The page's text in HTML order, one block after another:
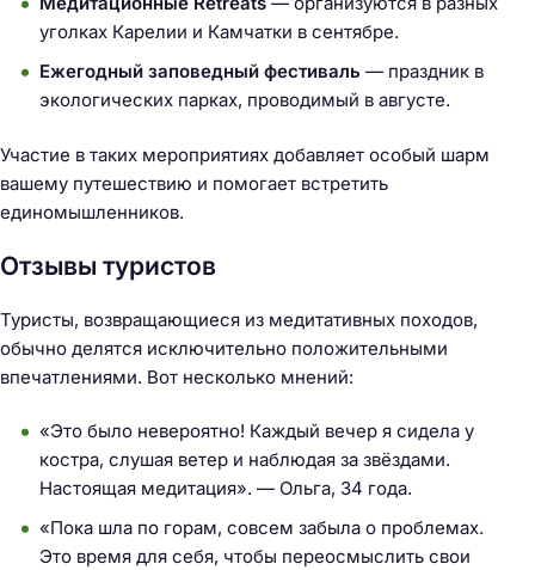
уголках Карелии и Камчатки в сентябре.
Ежегодный заповедный фестиваль — праздник в
экологических парках, проводимый в августе.
Участие в таких мероприятиях добавляет особый шарм
вашему путешествию и помогает встретить
единомышленников.
Отзывы туристов
Туристы, возвращающиеся из медитативных походов,
обычно делятся исключительно положительными
впечатлениями. Вот несколько мнений:
«Это было невероятно! Каждый вечер я сидела у
костра, слушая ветер и наблюдая за звёздами.
Настоящая медитация». — Ольга, 34 года.
«Пока шла по горам, совсем забыла о проблемах.
Это время для себя, чтобы переосмыслить свои
а
и
: